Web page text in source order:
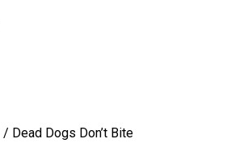
Dead Dogs Don’t Bite